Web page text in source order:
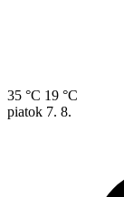
35 °C 19 °C
piatok 7. 8.